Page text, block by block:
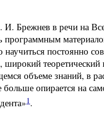
Брежнев в речи на
программным
постоянно
широкий теоретический
объеме знаний, в
больше опирается на
1.